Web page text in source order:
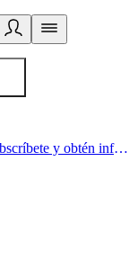
Acá comienza un estilo de vida saludable. Subscríbete y obtén información de primera mano